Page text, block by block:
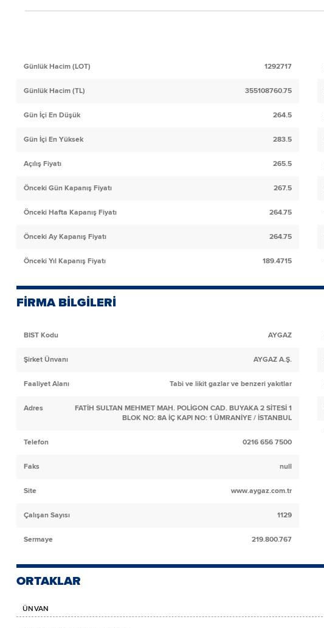
Günlük Hacim (LOT) 1292717
Günlük Hacim (TL) 355108760.75
Gün İçi En Düşük 264.5
Gün İçi En Yüksek 283.5
Açılış Fiyatı 265.5
Önceki Gün Kapanış Fiyatı 267.5
Önceki Hafta Kapanış Fiyatı 264.75
Önceki Ay Kapanış Fiyatı 264.75
Önceki Yıl Kapanış Fiyatı 189.4715
FİRMA BİLGİLERİ
BIST Kodu AYGAZ
Şirket Ünvanı AYGAZ A.Ş.
Faaliyet Alanı Tabi ve likit gazlar ve benzeri yakıtlar
Adres
FATİH SULTAN MEHMET MAH. POLİGON CAD. BUYAKA 2 SİTESİ 1
BLOK NO: 8A İÇ KAPI NO: 1 ÜMRANİYE / İSTANBUL
Telefon 0216 656 7500
Faks null
Site www.aygaz.com.tr
Çalışan Sayısı 1129
Sermaye 219.800.767
ORTAKLAR
ÜNVAN